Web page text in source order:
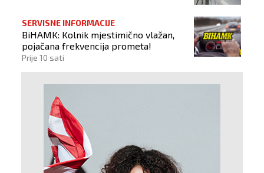
SERVISNE INFORMACIJE
BiHAMK: Kolnik mjestimično vlažan,
pojačana frekvencija prometa!
Prije 10 sati